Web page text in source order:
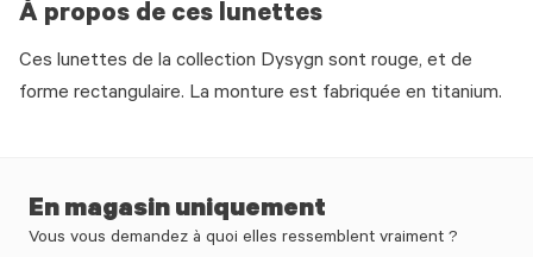
À propos de ces lunettes
Ces lunettes de la collection Dysygn sont rouge, et de
forme rectangulaire. La monture est fabriquée en titanium.
En magasin uniquement
Vous vous demandez à quoi elles ressemblent vraiment ?